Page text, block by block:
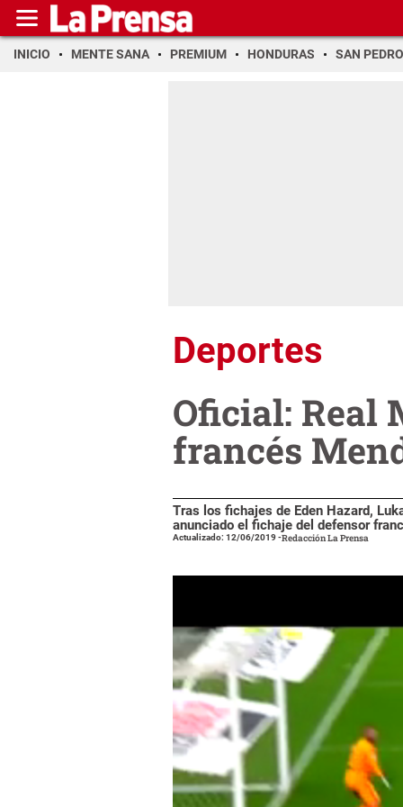
INICIO MENTE SANA PREMIUM HONDURAS SAN PEDRO
Deportes
Oficial: Real
francés
Tras los fichajes de Eden Hazard,
anunciado el fichaje del defensor
Actualizado: 12/06/2019-Redacción La Prensa